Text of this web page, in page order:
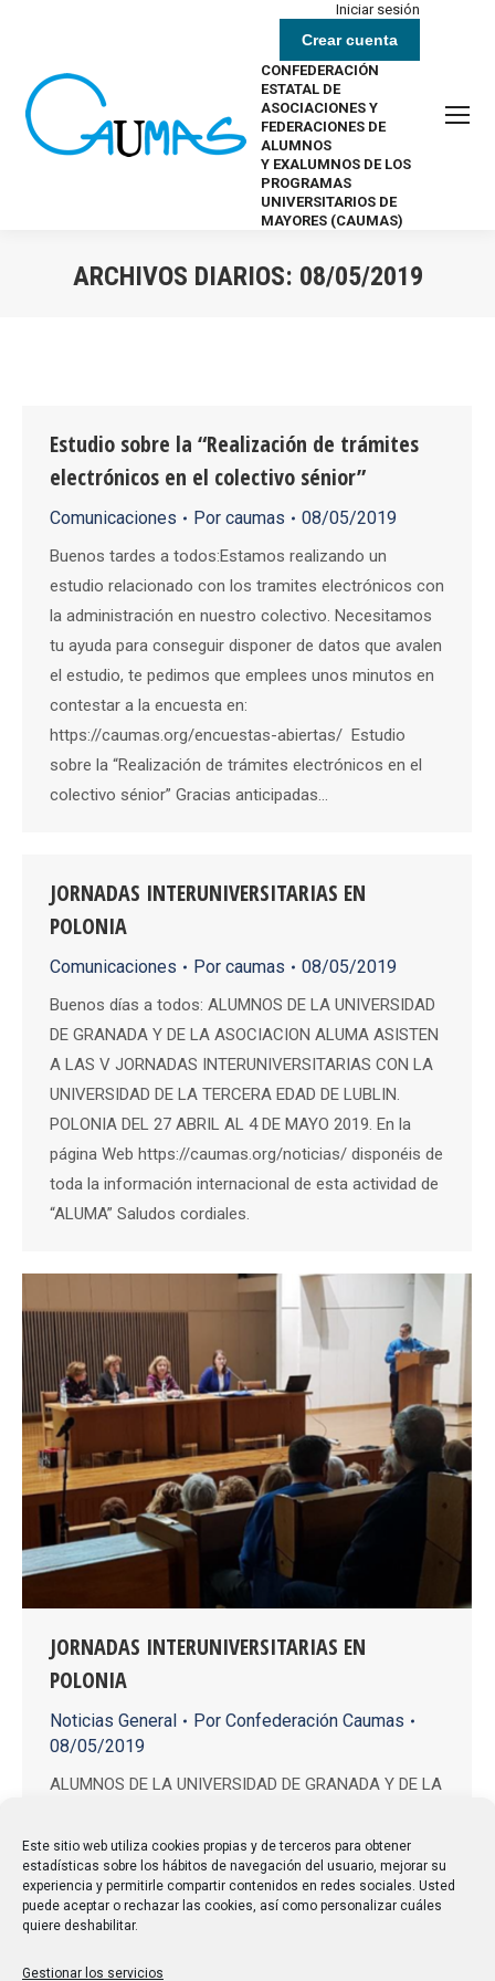
Este sitio web utiliza cookies propias y de terceros para obtener
estadísticas sobre los hábitos de navegación del usuario, mejorar su
experiencia y permitirle compartir contenidos en redes sociales. Usted
puede aceptar o rechazar las cookies, así como personalizar cuáles
quiere deshabilitar.
Gestionar los servicios
Iniciar sesión
Crear cuenta
CONFEDERACIÓN
ESTATAL DE
ASOCIACIONES Y
FEDERACIONES DE
ALUMNOS
Y EXALUMNOS DE LOS
PROGRAMAS
UNIVERSITARIOS DE
MAYORES (CAUMAS)
ARCHIVOS DIARIOS: 08/05/2019
Estudio sobre la “Realización de trámites
electrónicos en el colectivo sénior”
Comunicaciones Por caumas 08/05/2019
Buenos tardes a todos:Estamos realizando un
estudio relacionado con los tramites electrónicos con
la administración en nuestro colectivo. Necesitamos
tu ayuda para conseguir disponer de datos que avalen
el estudio, te pedimos que emplees unos minutos en
contestar a la encuesta en:
https://caumas.org/encuestas-abiertas/ Estudio
sobre la “Realización de trámites electrónicos en el
colectivo sénior” Gracias anticipadas…
JORNADAS INTERUNIVERSITARIAS EN
POLONIA
Comunicaciones Por caumas 08/05/2019
Buenos días a todos: ALUMNOS DE LA UNIVERSIDAD
DE GRANADA Y DE LA ASOCIACION ALUMA ASISTEN
A LAS V JORNADAS INTERUNIVERSITARIAS CON LA
UNIVERSIDAD DE LA TERCERA EDAD DE LUBLIN.
POLONIA DEL 27 ABRIL AL 4 DE MAYO 2019. En la
página Web https://caumas.org/noticias/ disponéis de
toda la información internacional de esta actividad de
“ALUMA” Saludos cordiales.
JORNADAS INTERUNIVERSITARIAS EN
POLONIA
Noticias General Por Confederación Caumas
08/05/2019
ALUMNOS DE LA UNIVERSIDAD DE GRANADA Y DE LA
INTERUNIVERSITARIAS CON LA UNIVERSIDAD DE LA
TERCERA EDAD DE LUBLIN. POLONIA DEL 27 ABRIL
AL 4 DE MAYO 2019. El cielo se volvió gris, pero no
fue impedimento para recorrer el casco antiguo de
esta ciudad histórica, que rebosa…